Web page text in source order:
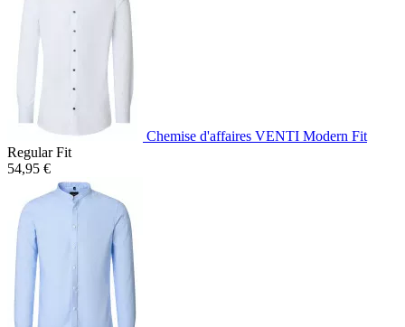
Chemise d'affaires VENTI Modern Fit
Regular Fit
54,95 €